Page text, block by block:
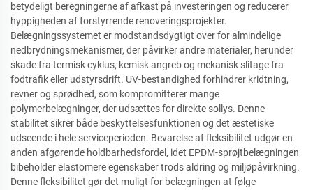
betydeligt beregningerne af afkast på investeringen og reducerer
hyppigheden af forstyrrende renoveringsprojekter.
Belægningssystemet er modstandsdygtigt over for almindelige
nedbrydningsmekanismer, der påvirker andre materialer, herunder
skade fra termisk cyklus, kemisk angreb og mekanisk slitage fra
fodtrafik eller udstyrsdrift. UV-bestandighed forhindrer kridtning,
revner og sprødhed, som kompromitterer mange
polymerbelægninger, der udsættes for direkte sollys. Denne
stabilitet sikrer både beskyttelsesfunktionen og det æstetiske
udseende i hele serviceperioden. Bevarelse af fleksibilitet udgør en
anden afgørende holdbarhedsfordel, idet EPDM-sprøjtbelægningen
bibeholder elastomere egenskaber trods aldring og miljøpåvirkning.
Denne fleksibilitet gør det muligt for belægningen at følge